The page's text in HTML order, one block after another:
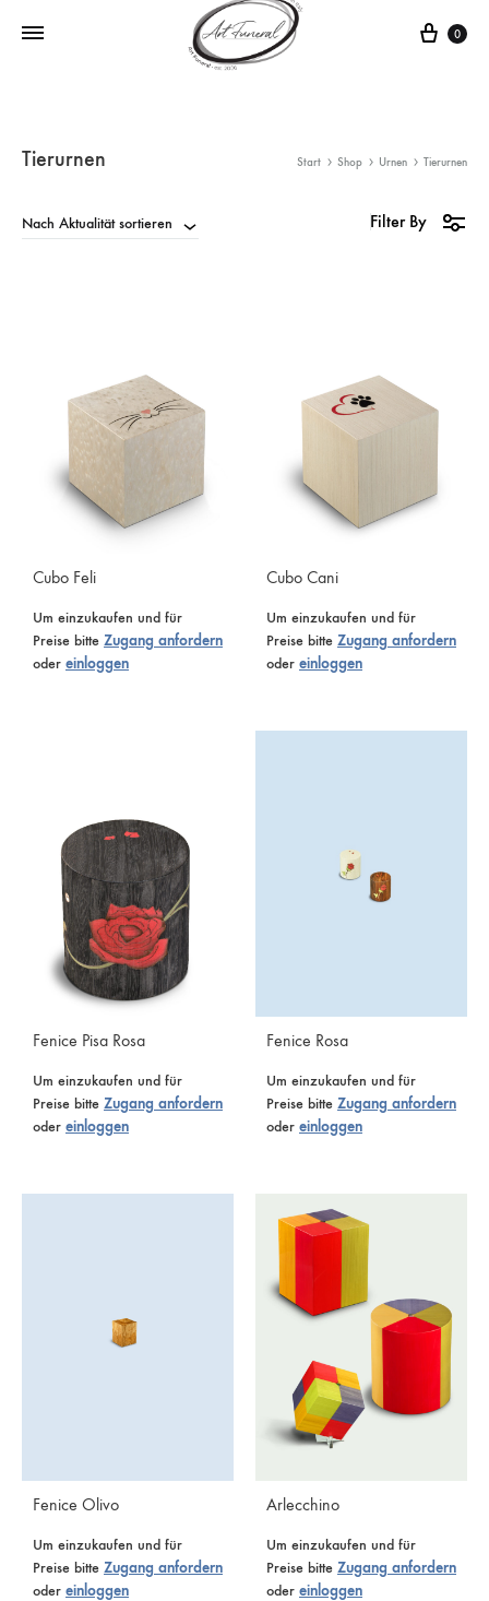
0
Tierurnen Start Shop Urnen Tierurnen
Nach Aktualität sortieren Filter By
Cubo Feli
Um einzukaufen und für
Preise bitte Zugang anfordern
oder einloggen
Cubo Cani
Um einzukaufen und für
Preise bitte Zugang anfordern
oder einloggen
Fenice Pisa Rosa
Um einzukaufen und für
Preise bitte Zugang anfordern
oder einloggen
Fenice Rosa
Um einzukaufen und für
Preise bitte Zugang anfordern
oder einloggen
Fenice Olivo
Um einzukaufen und für
Preise bitte Zugang anfordern
oder einloggen
Arlecchino
Um einzukaufen und für
Preise bitte Zugang anfordern
oder einloggen